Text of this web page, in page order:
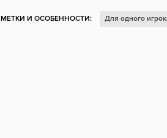
МЕТКИ И ОСОБЕННОСТИ: Для одного